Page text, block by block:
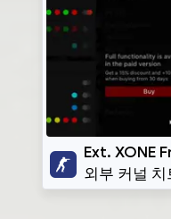
Ext. XONE
외부 커널 치